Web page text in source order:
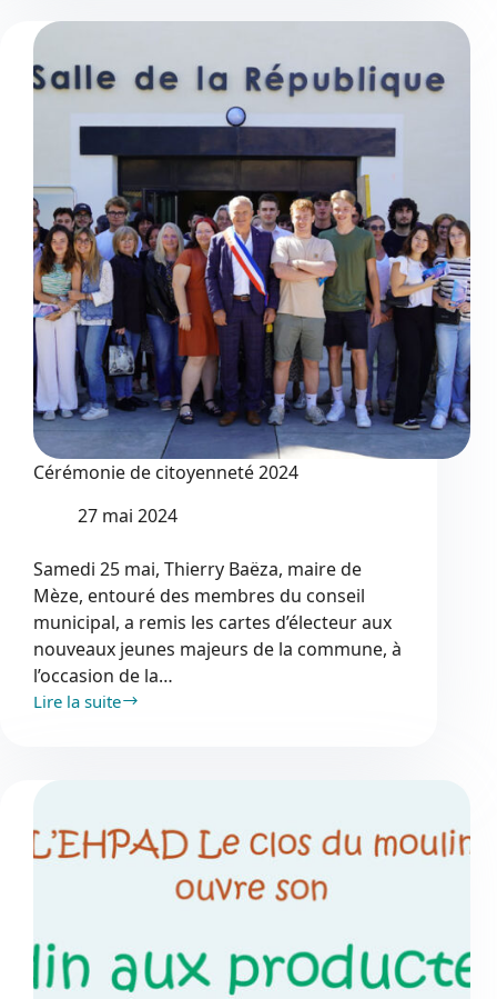
de
la
Vogalonga
Cérémonie de citoyenneté 2024
27 mai 2024
Samedi 25 mai, Thierry Baëza, maire de
Mèze, entouré des membres du conseil
municipal, a remis les cartes d’électeur aux
nouveaux jeunes majeurs de la commune, à
l’occasion de la…
Lire la suite
Cérémonie